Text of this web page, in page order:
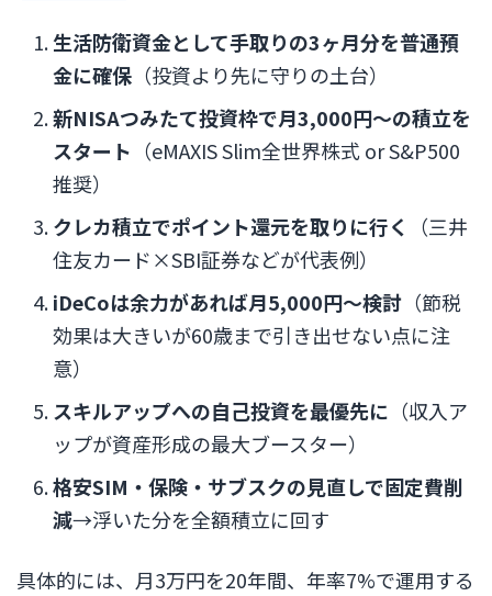
生活防衛資金として手取りの3ヶ月分を普通預
金に確保 （投資より先に守りの土台）
新NISAつみたて投資枠で月3,000円〜の積立を
スタート （eMAXIS Slim全世界株式 or S&P500
推奨）
クレカ積立でポイント還元を取りに行く
（三井
住友カード×SBI証券などが代表例）
iDeCoは余力があれば月5,000円〜検討 （節税
効果は大きいが60歳まで引き出せない点に注
意）
スキルアップへの自己投資を最優先に （収入ア
ップが資産形成の最大ブースター）
格安SIM・保険・サブスクの見直しで固定費削
減→浮いた分を全額積立に回す
具体的には、月3万円を20年間、年率7%で運用する